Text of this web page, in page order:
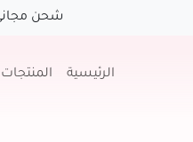
شحن مجاني لكل
الرئيسية المنتجات